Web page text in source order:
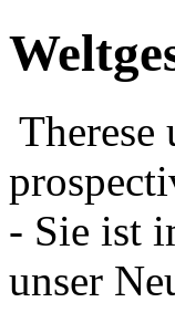
Therese
- Sie ist
unser